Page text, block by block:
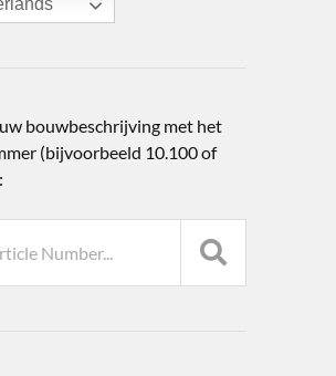
bouwbeschrijving met het
(bijvoorbeeld 10.100 of